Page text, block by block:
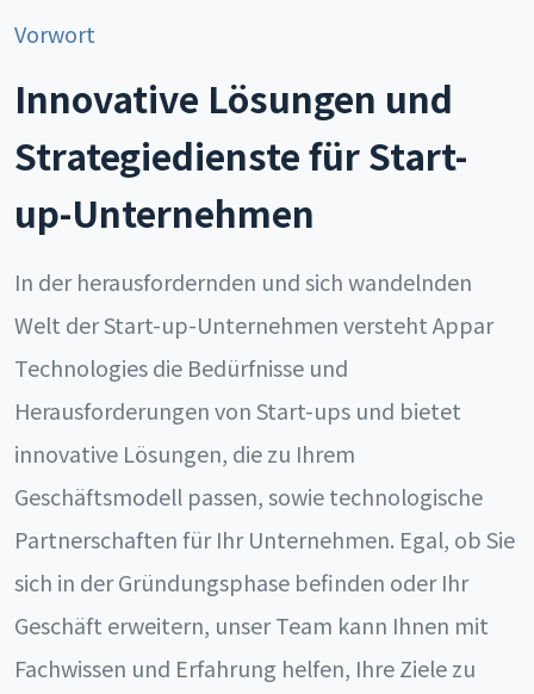
Vorwort
Innovative Lösungen und
Strategiedienste für Start-
up-Unternehmen
In der herausfordernden und sich wandelnden
Welt der Start-up-Unternehmen versteht Appar
Technologies die Bedürfnisse und
Herausforderungen von Start-ups und bietet
innovative Lösungen, die zu Ihrem
Geschäftsmodell passen, sowie technologische
Partnerschaften für Ihr Unternehmen. Egal, ob Sie
sich in der Gründungsphase befinden oder Ihr
Geschäft erweitern, unser Team kann Ihnen mit
Fachwissen und Erfahrung helfen, Ihre Ziele zu